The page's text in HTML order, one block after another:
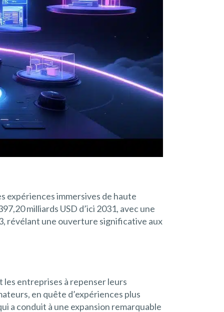
expériences immersives de haute
milliards USD d’ici 2031, avec une
révélant une ouverture significative aux
les entreprises à repenser leurs
en quête d’expériences plus
a conduit à une expansion remarquable